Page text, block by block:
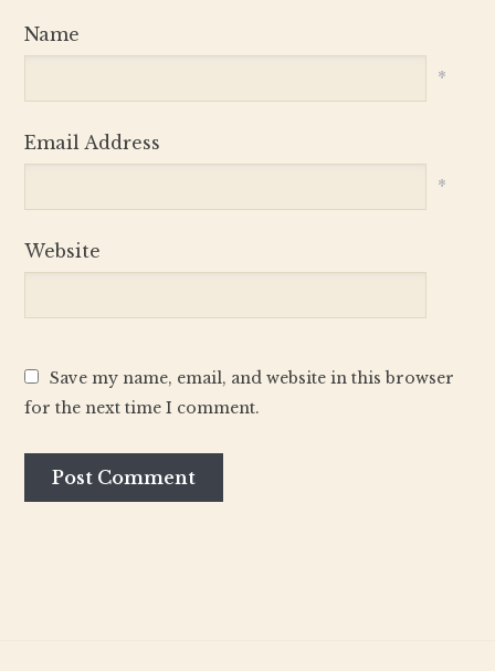
Name
*
Email Address
*
Website
Save my name, email, and website in this browser
for the next time I comment.